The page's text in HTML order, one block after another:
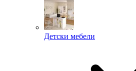
Детски мебели